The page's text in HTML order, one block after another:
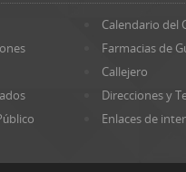
Calendario del
Farmacias de
Callejero
Direcciones y
Enlaces de